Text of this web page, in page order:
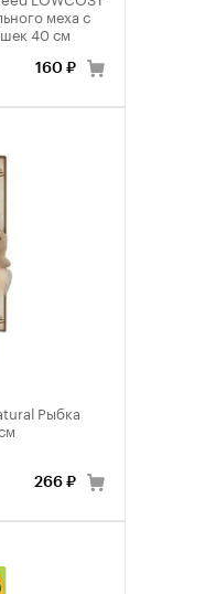
меха с
40 см
160 ₽
Рыбка
266 ₽